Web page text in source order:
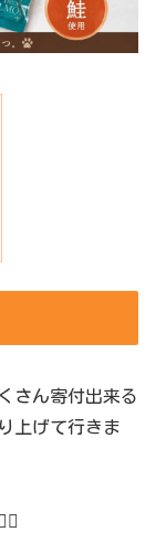
さん寄付出来る
上げて行きま